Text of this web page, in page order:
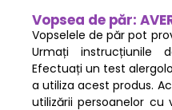
Vopsea de păr:
Vopselele de păr pot
Urmați instrucțiunile
Efectuați un test
a utiliza acest produs.
utilizării persoanelor cu